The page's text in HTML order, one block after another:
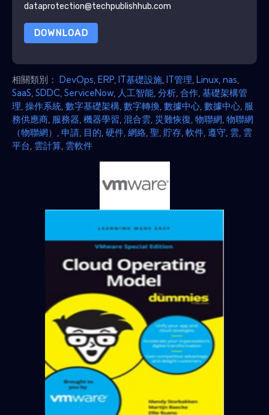
dataprotection@techpublishhub.com
DOWNLOAD
相關類別： DevOps ERP IT基礎設施 IT管​​理 Linux nas
SaaS SDDC ServiceNow 人工智能 分析 合作 基礎架構管
理 操作系統 數字基礎架構 數字轉換 數據中心 數據中心 服
務供應商 服務器 機器學習 混合雲 災難恢復 物聯網 物聯網
（物聯網）
申請 目的 硬件 網絡 聖 貯存 軟件 遵守 雲 雲
平台 雲計算 雲軟件